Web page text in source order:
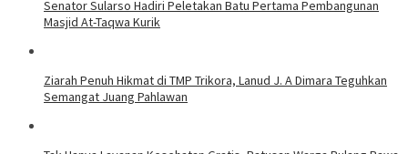
Senator Sularso Hadiri Peletakan Batu Pertama Pembangunan
Masjid At-Taqwa Kurik
Ziarah Penuh Hikmat di TMP Trikora, Lanud J. A Dimara Teguhkan
Semangat Juang Pahlawan